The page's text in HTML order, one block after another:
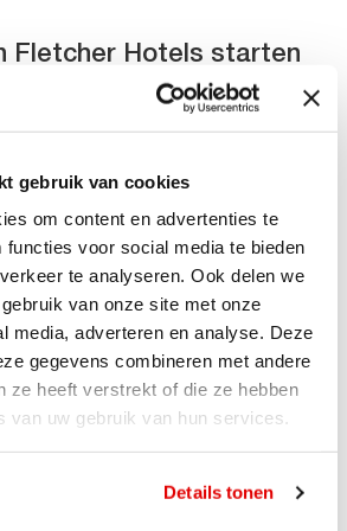
gebruik van cookies
om content en advertenties te
functies voor social media te bieden
te analyseren. Ook delen we
van onze site met onze
media, adverteren en analyse. Deze
gegevens combineren met andere
ze heeft verstrekt of die ze hebben
van uw gebruik van hun services.
Details tonen
Fletcher Hotels starten
van DC-
AVIA VOLT en...